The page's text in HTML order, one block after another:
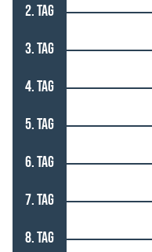
2. TAG
3. TAG
4. TAG
5. TAG
6. TAG
7. TAG
8. TAG